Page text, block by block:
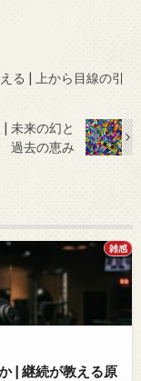
る | 上から目線の引
未来の幻と
過去の恵み
雑感
| 継続が教える原